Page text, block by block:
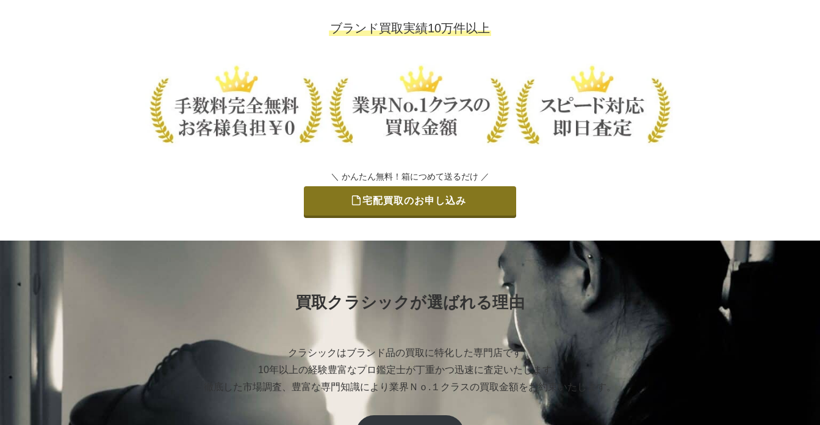
ブランド買取実績10万件以上
＼ かんたん無料！箱につめて送るだけ ／
宅配買取のお申し込み
買取クラシックが選ばれる理由
クラシックはブランド品の買取に特化した専門店です。
10年以上の経験豊富なプロ鑑定士が丁重かつ迅速に査定いたします。
徹底した市場調査、豊富な専門知識により業界Ｎｏ.１クラスの買取金額をお約束いたします。